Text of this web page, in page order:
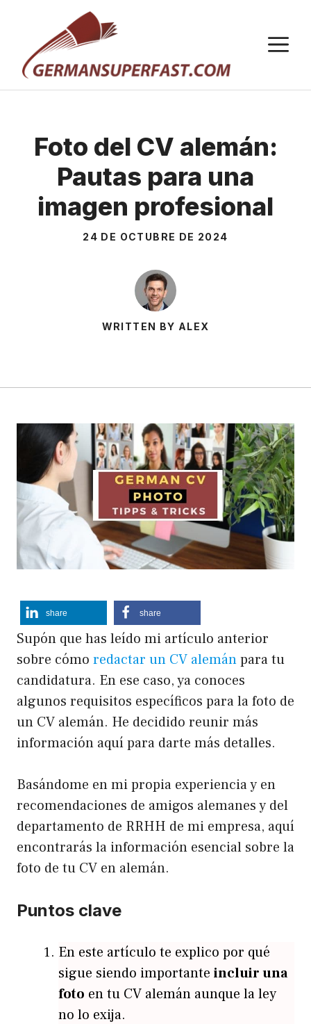
contenido
Foto del CV alemán:
Pautas para una
imagen profesional
24 DE OCTUBRE DE 2024
WRITTEN BY ALEX
share share
Supón que has leído mi artículo anterior
sobre cómo redactar un CV alemánpara tu
candidatura. En ese caso, ya conoces
algunos requisitos específicos para la foto de
un CV alemán. He decidido reunir más
información aquí para darte más detalles.
Basándome en mi propia experiencia y en
recomendaciones de amigos alemanes y del
departamento de RRHH de mi empresa, aquí
encontrarás la información esencial sobre la
foto de tu CV en alemán.
Puntos clave
En este artículo te explico por qué
sigue siendo importante incluir una
foto en tu CV alemán aunque la ley
no lo exija.